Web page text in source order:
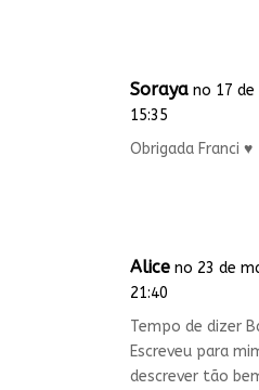
Soraya no 17
15:35
Obrigada Franci ♥️
Alice no 23 de
21:40
Tempo de dizer
Escreveu para
descrever tão